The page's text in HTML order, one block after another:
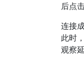
后点
连接
此时
观察